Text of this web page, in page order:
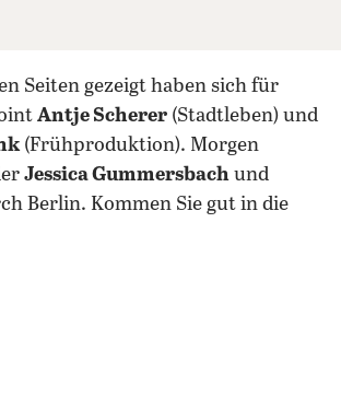
Seiten gezeigt haben sich für
Antje Scherer (Stadtleben) und
(Frühproduktion). Morgen
Jessica Gummersbach und
Berlin. Kommen Sie gut in die